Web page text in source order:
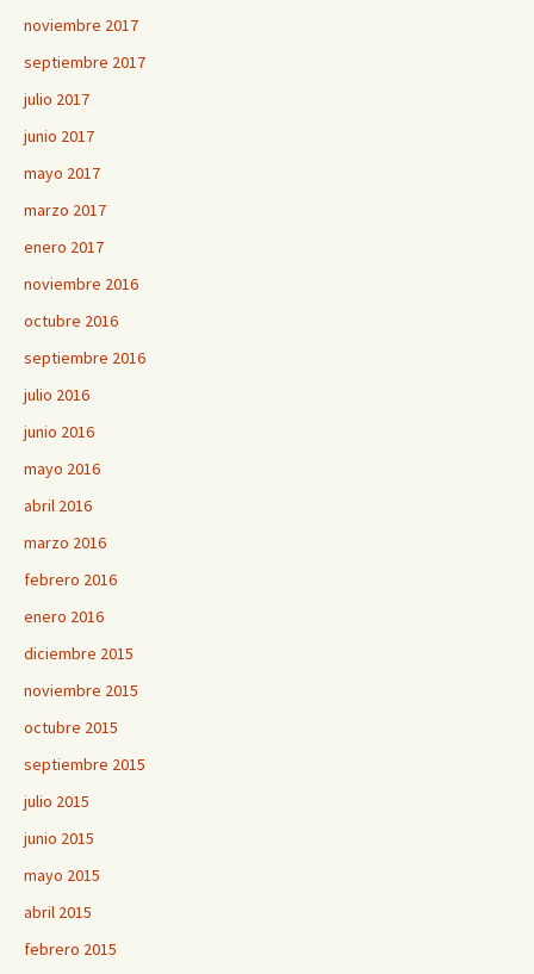
noviembre 2017
septiembre 2017
julio 2017
junio 2017
mayo 2017
marzo 2017
enero 2017
noviembre 2016
octubre 2016
septiembre 2016
julio 2016
junio 2016
mayo 2016
abril 2016
marzo 2016
febrero 2016
enero 2016
diciembre 2015
noviembre 2015
octubre 2015
septiembre 2015
julio 2015
junio 2015
mayo 2015
abril 2015
febrero 2015